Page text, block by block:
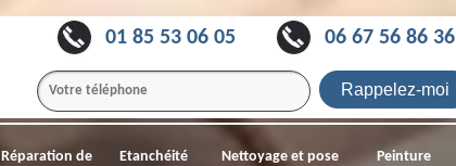
01 85 53 06 05 06 67 56 86 36
Réparation de
Etanchéité
Nettoyage et pose
Peinture